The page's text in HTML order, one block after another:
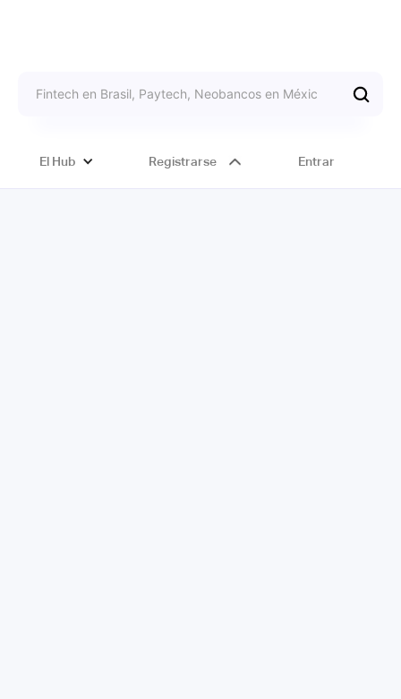
El Hub Registrarse Entrar